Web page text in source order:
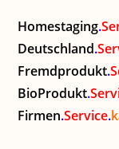
Homestaging.
Deutschland.
Fremdprodukt.
BioProdukt.
Firmen.Service.